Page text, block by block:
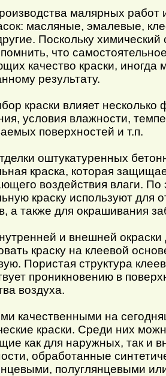
малярных работ
масляные, эмалевые,
Поскольку химический
что
качество краски, иногда
результату.
краски влияет несколько
условия влажности,
поверхностей и т.п.
оштукатуренных
краска, которая
воздействия влаги. По
краску используют для
а также для окрашивания
и внешней окраски
краску на клеевой
Пористая структура
проникновению в
воздуха.
качественными на
краски. Среди них
как для наружных, так и
обработанные
полуглянцевыми